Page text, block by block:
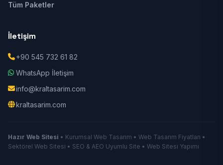
Tüm Paketler
İletişim
+90 545 732 61 82
WhatsApp İletişim
info@kraltasarim.com
kraltasarim.com
Hazır Web Sitesi • Kurumsal Web Tasarım • Web Tasarım Fiyatları •
Sektörel Web Sitesi • SEO & AEO Uyumlu Site • Web Sitesi Yapımı